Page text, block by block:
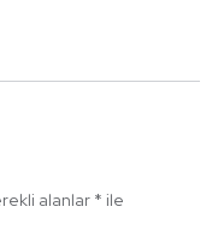
alanlar * ile